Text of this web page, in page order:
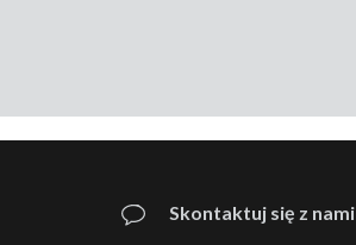
Skontaktuj się z nami